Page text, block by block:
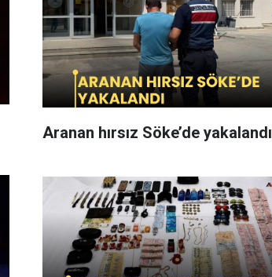
Aranan hırsız Söke’de yakalandı